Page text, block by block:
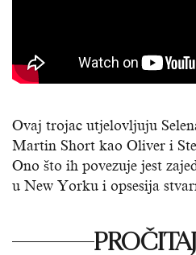
Ovaj trojac utjelovljuju
Martin Short kao Oliver i
Ono što ih povezuje jest
u New Yorku i opsesija